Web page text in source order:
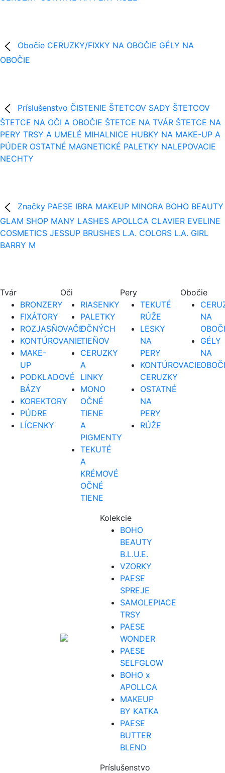
Obočie CERUZKY/FIXKY NA OBOČIE GÉLY NA
OBOČIE
Príslušenstvo ČISTENIE ŠTETCOV SADY ŠTETCOV
ŠTETCE NA OČI A OBOČIE ŠTETCE NA TVÁR ŠTETCE NA
PERY TRSY A UMELÉ MIHALNICE HUBKY NA MAKE-UP A
PÚDER OSTATNÉ MAGNETICKÉ PALETKY NALEPOVACIE
NECHTY
Značky PAESE IBRA MAKEUP MINORA BOHO BEAUTY
GLAM SHOP MANY LASHES APOLLCA CLAVIER EVELINE
COSMETICS JESSUP BRUSHES L.A. COLORS L.A. GIRL
BARRY M
Tvár
BRONZERY
FIXÁTORY
ROZJASŇOVAČE
KONTÚROVANIE
MAKE-
UP
PODKLADOVÉ
BÁZY
KOREKTORY
PÚDRE
LÍCENKY
Oči
RIASENKY
PALETKY
OČNÝCH
TIEŇOV
CERUZKY
A
LINKY
MONO
OČNÉ
TIENE
A
PIGMENTY
TEKUTÉ
A
KRÉMOVÉ
OČNÉ
TIENE
Pery
TEKUTÉ
RÚŽE
LESKY
NA
PERY
KONTÚROVACIE
CERUZKY
OSTATNÉ
NA
PERY
RÚŽE
Obočie
NA
GÉLY
NA
Kolekcie
BOHO
BEAUTY
B.L.U.E.
VZORKY
PAESE
SPREJE
SAMOLEPIACE
TRSY
PAESE
WONDER
PAESE
SELFGLOW
BOHO x
APOLLCA
MAKEUP
BY KATKA
PAESE
BUTTER
BLEND
Príslušenstvo